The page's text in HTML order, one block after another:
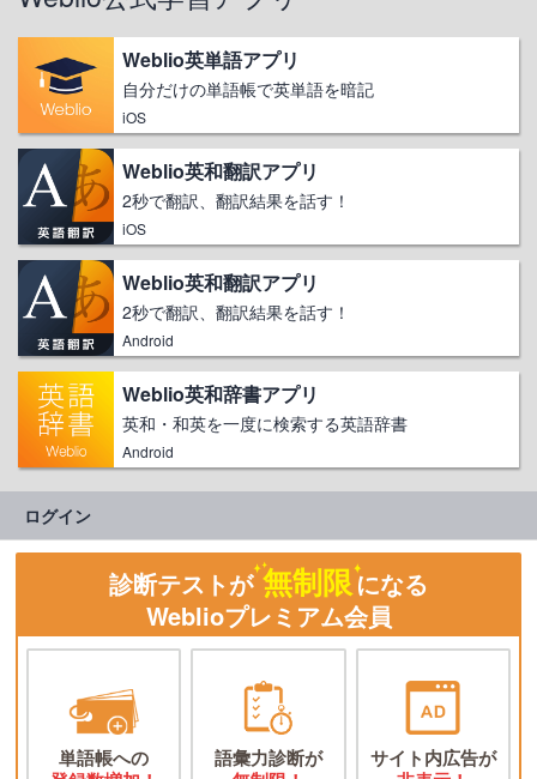
Weblio英単語アプリ
自分だけの単語帳で英単語を暗記
iOS
Weblio英和翻訳アプリ
2秒で翻訳、翻訳結果を話す！
iOS
Weblio英和翻訳アプリ
2秒で翻訳、翻訳結果を話す！
Android
Weblio英和辞書アプリ
英和・和英を一度に検索する英語辞書
Android
ログイン
診断テストが 無制限になる
Weblioプレミアム会員
単語帳への
語彙力診断が
サイト内広告が